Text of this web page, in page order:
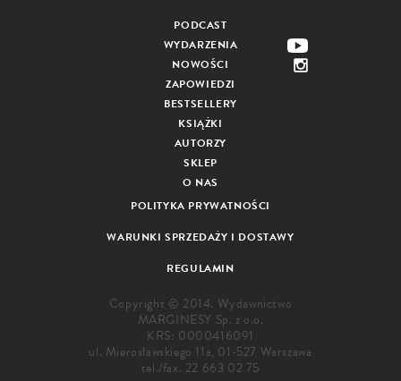
PODCAST
WYDARZENIA
NOWOŚCI
ZAPOWIEDZI
BESTSELLERY
KSIĄŻKI
AUTORZY
SKLEP
O NAS
POLITYKA PRYWATNOŚCI
WARUNKI SPRZEDAŻY I DOSTAWY
REGULAMIN
Copyright © 2014. Wydawnictwo
MARGINESY Sp. z o.o.
KRS: 0000416091
ul. Mierosławskiego 11a, 01-527 Warszawa
tel./fax. 22 663 02 75